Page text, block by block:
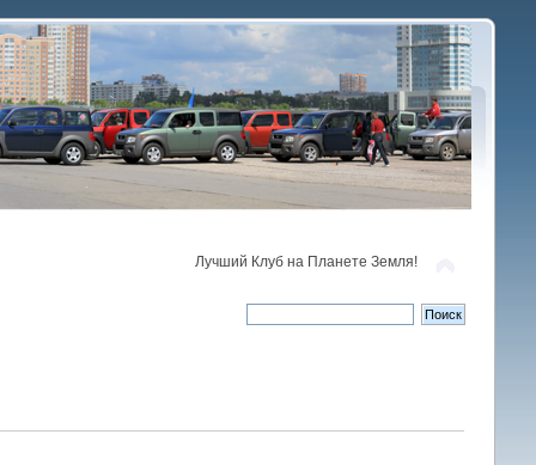
Лучший Клуб на Планете Земля!